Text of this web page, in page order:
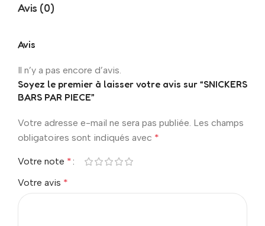
Avis (0)
Avis
Il n’y a pas encore d’avis.
Soyez le premier à laisser votre avis sur “SNICKERS
BARS PAR PIECE”
Votre adresse e-mail ne sera pas publiée. Les champs
obligatoires sont indiqués avec *
Votre note *
Votre avis *